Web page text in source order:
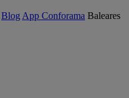
Blog App Conforama Baleares